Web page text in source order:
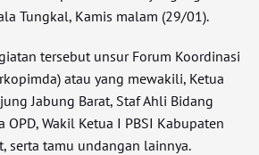
Tungkal, Kamis malam (29/01).
tersebut unsur Forum Koordinasi
atau yang mewakili, Ketua
Jabung Barat, Staf Ahli Bidang
OPD, Wakil Ketua I PBSI Kabupaten
serta tamu undangan lainnya.